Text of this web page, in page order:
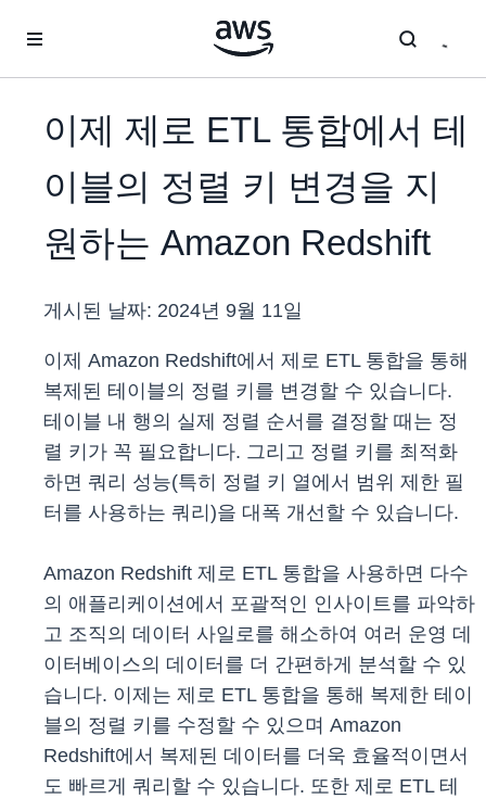
이제 제로 ETL 통합에서 테
이블의 정렬 키 변경을 지
원하는 Amazon Redshift
게시된 날짜: 2024년 9월 11일
이제 Amazon Redshift에서 제로 ETL 통합을 통해
복제된 테이블의 정렬 키를 변경할 수 있습니다.
테이블 내 행의 실제 정렬 순서를 결정할 때는 정
렬 키가 꼭 필요합니다. 그리고 정렬 키를 최적화
하면 쿼리 성능(특히 정렬 키 열에서 범위 제한 필
터를 사용하는 쿼리)을 대폭 개선할 수 있습니다.
Amazon Redshift 제로 ETL 통합을 사용하면 다수
의 애플리케이션에서 포괄적인 인사이트를 파악하
고 조직의 데이터 사일로를 해소하여 여러 운영 데
이터베이스의 데이터를 더 간편하게 분석할 수 있
습니다. 이제는 제로 ETL 통합을 통해 복제한 테이
블의 정렬 키를 수정할 수 있으며 Amazon
Redshift에서 복제된 데이터를 더욱 효율적이면서
도 빠르게 쿼리할 수 있습니다. 또한 제로 ETL 테